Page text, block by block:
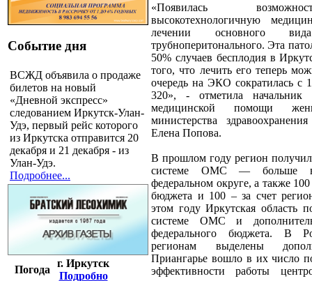
Событие дня
ВСЖД объявила о продаже
билетов на новый
«Дневной экспресс»
следованием Иркутск-Улан-
Удэ, первый рейс которого
из Иркутска отправится 20
декабря и 21 декабря - из
Улан-Удэ.
Подробнее...
Погода
г. Иркутск
Подробно
«Появилась
высокотехнологичную
лечении основного
трубноперитонального. Эта
50% случаев бесплодия в
того, что лечить его теперь
очередь на ЭКО сократилась с
320», - отметила начальник
медицинской помощи
министерства
Елена Попова.
В прошлом году регион
системе ОМС — больше
федеральном округе, а также 100
бюджета и 100 – за счет
этом году Иркутская область
системе ОМС и
федерального бюджета. В
регионам выделены
Приангарье вошло в их число
эффективности работы